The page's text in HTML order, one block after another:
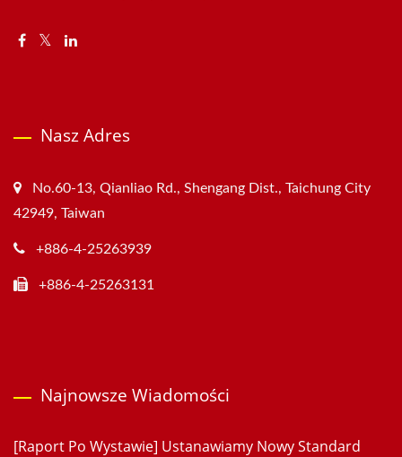
Nasz Adres
No.60-13, Qianliao Rd., Shengang Dist., Taichung City
42949, Taiwan
+886-4-25263939
+886-4-25263131
Najnowsze Wiadomości
[Raport Po Wystawie] Ustanawiamy Nowy Standard